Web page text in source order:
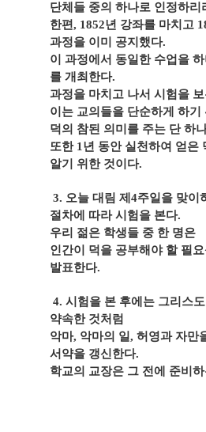
단체들 중의 하나로 인정하리
한편, 1852년 강좌를 마치고
과정을 이미 공지했다.
이 과정에서 동일한 수업을
를 개최한다.
과정을 마치고 나서 시험을 보
이는 교의들을 단순하게 하기
덕의 참된 의미를 주는 단 하
또한 1 년 동안 실천하여 얻은
알기 위한 것이다.
3. 오늘 대림 제 4주일을 맞이
절차에 따라 시험을 본다.
우리 젊은 학생들 중 한 명은
인간이 덕을 공부해야 할 필
발표한다.
4. 시험을 본 후에는 그리스
약속한 것처럼
악마, 악마의 일, 허영과 자만
서약을 갱신한다.
학교의 교장은 그 전에 준비